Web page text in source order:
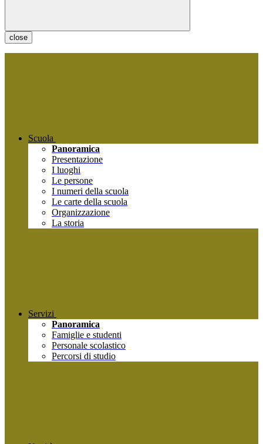
close
Scuola
Panoramica
Presentazione
I luoghi
Le persone
I numeri della scuola
Le carte della scuola
Organizzazione
La storia
Servizi
Panoramica
Famiglie e studenti
Personale scolastico
Percorsi di studio